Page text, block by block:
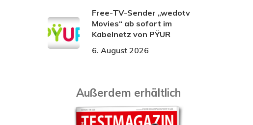
Free-TV-Sender „wedotv
Movies“ ab sofort im
Kabelnetz von PŸUR
6. August 2026
Außerdem erhältlich